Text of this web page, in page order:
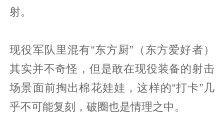
射。
现役军队里混有“东方厨”（东方爱好者）
其实并不奇怪，但是敢在现役装备的射击
场景面前掏出棉花娃娃，这样的“打卡”几
乎不可能复刻，破圈也是情理之中。